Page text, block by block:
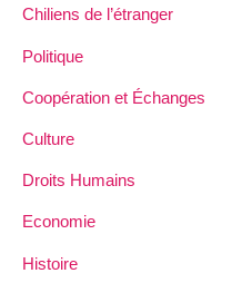
Chiliens de l’étranger
Politique
Coopération et Échanges
Culture
Droits Humains
Economie
Histoire